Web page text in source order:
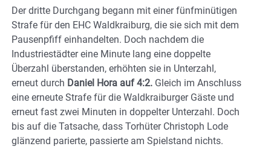
Der dritte Durchgang begann mit einer fünfminütigen
Strafe für den EHC Waldkraiburg, die sie sich mit dem
Pausenpfiff einhandelten. Doch nachdem die
Industriestädter eine Minute lang eine doppelte
Überzahl überstanden, erhöhten sie in Unterzahl,
erneut durch Daniel Hora auf 4:2. Gleich im Anschluss
eine erneute Strafe für die Waldkraiburger Gäste und
erneut fast zwei Minuten in doppelter Unterzahl. Doch
bis auf die Tatsache, dass Torhüter Christoph Lode
glänzend parierte, passierte am Spielstand nichts.